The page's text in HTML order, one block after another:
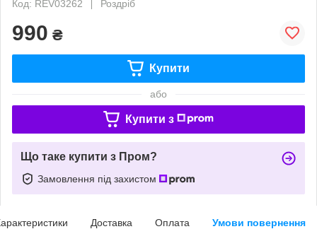
Код: REV03262
Роздріб
990 ₴
Купити
або
Купити з
Що таке купити з Пром?
Замовлення під захистом
Доставка Оплата Умови повернення